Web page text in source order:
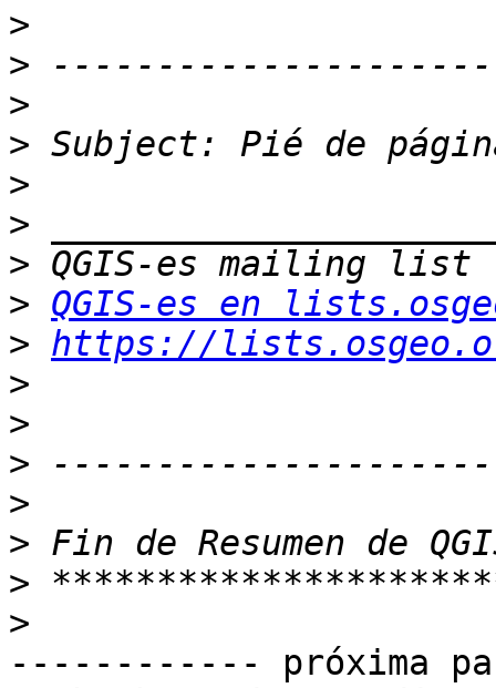
>
>
>
>
>
>
>
> QGIS-es en
> https://
>
>
>
>
>
>
>
------------ próxima